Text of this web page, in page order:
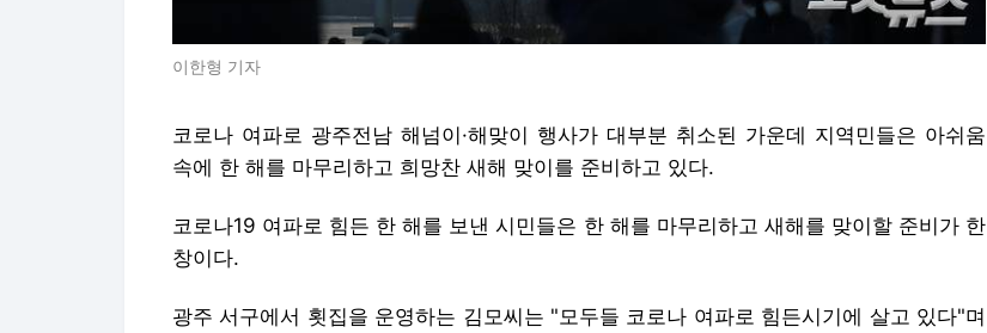
이한형 기자
코로나 여파로 광주전남 해넘이·해맞이 행사가 대부분 취소된 가운데 지역민들은 아쉬움
속에 한 해를 마무리하고 희망찬 새해 맞이를 준비하고 있다.
코로나19 여파로 힘든 한 해를 보낸 시민들은 한 해를 마무리하고 새해를 맞이할 준비가 한
창이다.
광주 서구에서 횟집을 운영하는 김모씨는 "모두들 코로나 여파로 힘든시기에 살고 있다"며